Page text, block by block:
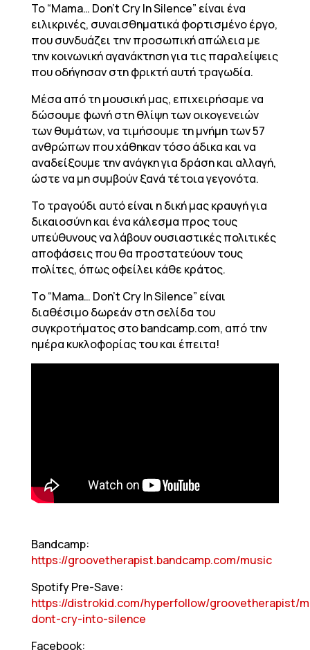
Το “Mama… Don’t Cry In Silence” είναι ένα
ειλικρινές, συναισθηματικά φορτισμένο έργο,
που συνδυάζει την προσωπική απώλεια με
την κοινωνική αγανάκτηση για τις παραλείψεις
που οδήγησαν στη φρικτή αυτή τραγωδία.
Μέσα από τη μουσική μας, επιχειρήσαμε να
δώσουμε φωνή στη θλίψη των οικογενειών
των θυμάτων, να τιμήσουμε τη μνήμη των 57
ανθρώπων που χάθηκαν τόσο άδικα και να
αναδείξουμε την ανάγκη για δράση και αλλαγή,
ώστε να μη συμβούν ξανά τέτοια γεγονότα.
Το τραγούδι αυτό είναι η δική μας κραυγή για
δικαιοσύνη και ένα κάλεσμα προς τους
υπεύθυνους να λάβουν ουσιαστικές πολιτικές
αποφάσεις που θα προστατεύουν τους
πολίτες, όπως οφείλει κάθε κράτος.
Tο “Mama… Don’t Cry In Silence” είναι
διαθέσιμο δωρεάν στη σελίδα του
συγκροτήματος στο bandcamp.com, από την
ημέρα κυκλοφορίας του και έπειτα!
Bandcamp:
https://groovetherapist.bandcamp.com/music
Spotify Pre-Save:
https://distrokid.com/hyperfollow/groovetherapist/
dont-cry-into-silence
Facebook: